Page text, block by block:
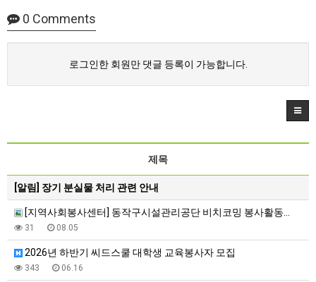
0 Comments
로그인한 회원만 댓글 등록이 가능합니다.
제목
[알림] 장기 분실물 처리 관련 안내
[지역사회봉사센터] 동작구시설관리공단 비치코밍 봉사활동…
31 08.05
2026년 하반기 씨드스쿨 대학생 교육봉사자 모집
343 06.16